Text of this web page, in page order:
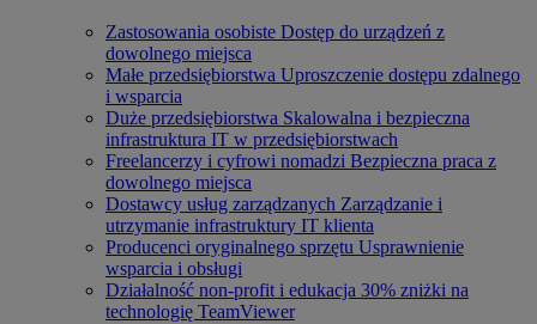
Zastosowania osobiste Dostęp do urządzeń z
dowolnego miejsca
Małe przedsiębiorstwa Uproszczenie dostępu zdalnego
i wsparcia
Duże przedsiębiorstwa Skalowalna i bezpieczna
infrastruktura IT w przedsiębiorstwach
Freelancerzy i cyfrowi nomadzi Bezpieczna praca z
dowolnego miejsca
Dostawcy usług zarządzanych Zarządzanie i
utrzymanie infrastruktury IT klienta
Producenci oryginalnego sprzętu Usprawnienie
wsparcia i obsługi
Działalność non-profit i edukacja 30% zniżki na
technologię TeamViewer